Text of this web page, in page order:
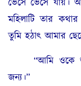
মহিলাটি তার
তুমি হঠাৎ আমার
“আমি ওকে শুধু
জন্য।”